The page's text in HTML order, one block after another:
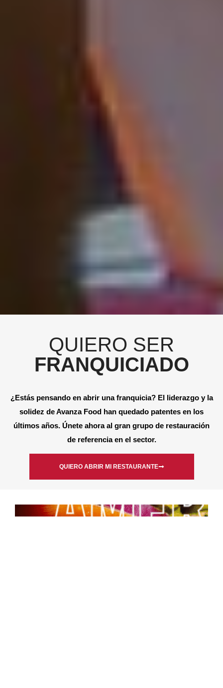
QUIERO SER
FRANQUICIADO
¿Estás pensando en abrir una franquicia? El liderazgo y la
solidez de Avanza Food han quedado patentes en los
últimos años. Únete ahora al gran grupo de restauración
de referencia en el sector.
QUIERO ABRIR MI RESTAURANTE